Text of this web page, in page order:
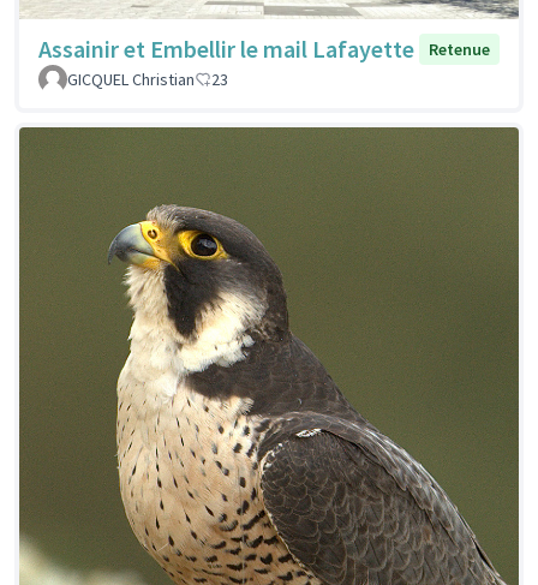
Assainir et Embellir le mail Lafayette
Retenue
GICQUEL Christian
23